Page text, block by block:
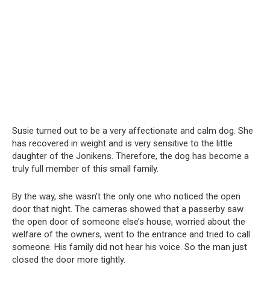
Susie turned out to be a very affectionate and calm dog. She
has recovered in weight and is very sensitive to the little
daughter of the Jonikens. Therefore, the dog has become a
truly full member of this small family.
By the way, she wasn’t the only one who noticed the open
door that night. The cameras showed that a passerby saw
the open door of someone else’s house, worried about the
welfare of the owners, went to the entrance and tried to call
someone. His family did not hear his voice. So the man just
closed the door more tightly.